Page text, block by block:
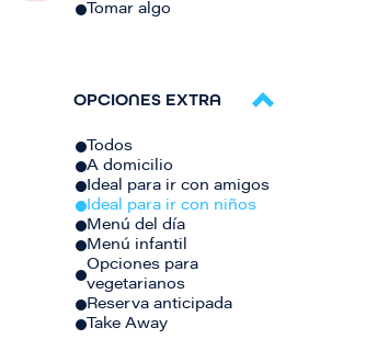
Tomar algo
OPCIONES EXTRA
Todos
A domicilio
Ideal para ir con amigos
Ideal para ir con niños
Menú del día
Menú infantil
Opciones para
vegetarianos
Reserva anticipada
Take Away